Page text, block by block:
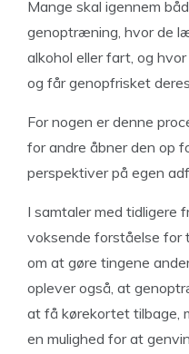
Mange skal igennem
genoptræning, hvor de
alkohol eller fart, og
og får genopfrisket
For nogen er denne
for andre åbner den op
perspektiver på egen
I samtaler med tidligere
voksende forståelse for
om at gøre tingene
oplever også, at
at få kørekortet tilbage,
en mulighed for at